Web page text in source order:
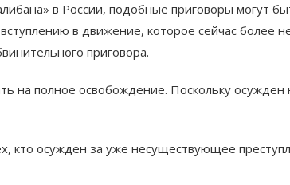
в России, подобные приговоры могут
в движение, которое сейчас более
приговора.
на полное освобождение. Поскольку осужден
кто осужден за уже несуществующее